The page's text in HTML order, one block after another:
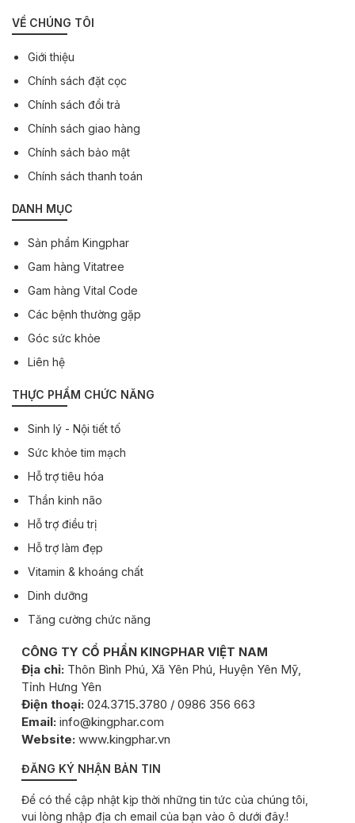
VỀ CHÚNG TÔI
Giới thiệu
Chính sách đặt cọc
Chính sách đổi trả
Chính sách giao hàng
Chính sách bảo mật
Chính sách thanh toán
DANH MỤC
Sản phẩm Kingphar
Gam hàng Vitatree
Gam hàng Vital Code
Các bệnh thường gặp
Góc sức khỏe
Liên hệ
THỰC PHẨM CHỨC NĂNG
Sinh lý - Nội tiết tố
Sức khỏe tim mạch
Hỗ trợ tiêu hóa
Thần kinh não
Hỗ trợ điều trị
Hỗ trợ làm đẹp
Vitamin & khoáng chất
Dinh dưỡng
Tăng cường chức năng
CÔNG TY CỔ PHẦN KINGPHAR VIỆT NAM
Địa chỉ: Thôn Bình Phú, Xã Yên Phú, Huyện Yên Mỹ,
Tỉnh Hưng Yên
Điện thoại: 024.3715.3780 / 0986 356 663
Email: info@kingphar.com
Website: www.kingphar.vn
ĐĂNG KÝ NHẬN BẢN TIN
Để có thể cập nhật kịp thời những tin tức của chúng tôi,
vui lòng nhập địa ch email của bạn vào ô dưới đây.!